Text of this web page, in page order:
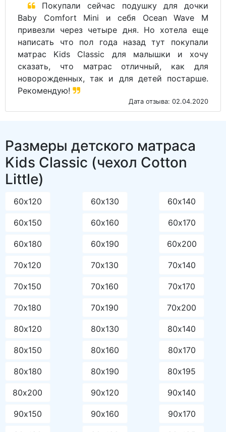
Покупали сейчас подушку для дочки
Baby Comfort Mini и себя Ocean Wave M
привезли через четыре дня. Но хотела еще
написать что пол года назад тут покупали
матрас Kids Classic для малышки и хочу
сказать, что матрас отличный, как для
новорожденных, так и для детей постарше.
Рекомендую!
Дата отзыва: 02.04.2020
Размеры детского матраса
Kids Classic (чехол Cotton
Little)
60х120 60х130 60х140
60х150 60х160 60х170
60х180 60х190 60х200
70х120 70х130 70х140
70х150 70х160 70х170
70х180 70х190 70х200
80х120 80х130 80х140
80х150 80х160 80х170
80х180 80х190 80х195
80х200 90х120 90х140
90х150 90х160 90х170